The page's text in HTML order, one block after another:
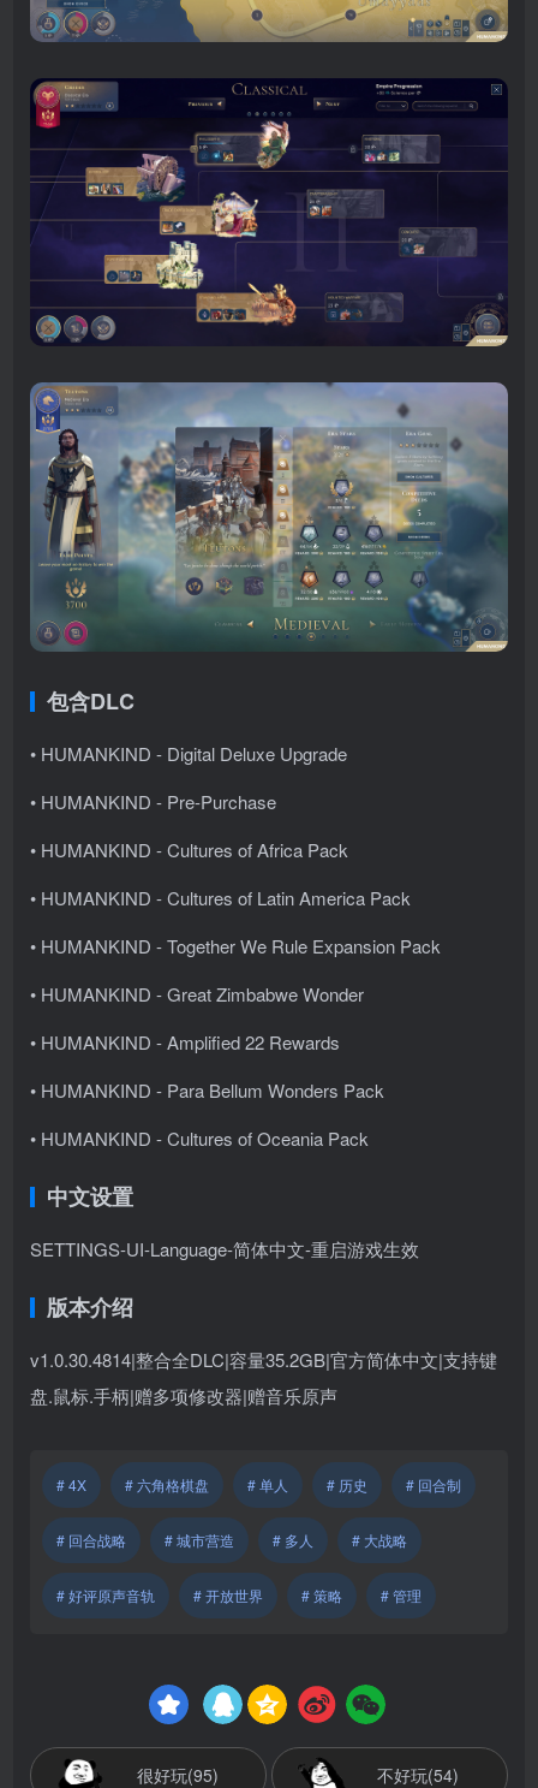
包含DLC
• HUMANKIND - Digital Deluxe Upgrade
• HUMANKIND - Pre-Purchase
• HUMANKIND - Cultures of Africa Pack
• HUMANKIND - Cultures of Latin America Pack
• HUMANKIND - Together We Rule Expansion Pack
• HUMANKIND - Great Zimbabwe Wonder
• HUMANKIND - Amplified 22 Rewards
• HUMANKIND - Para Bellum Wonders Pack
• HUMANKIND - Cultures of Oceania Pack
中文设置
SETTINGS-UI-Language-简体中文-重启游戏生效
版本介绍
v1.0.30.4814|整合全DLC|容量35.2GB|官方简体中文|支持键
盘.鼠标.手柄|赠多项修改器|赠音乐原声
# 4X # 六角格棋盘 # 单人 # 历史 # 回合制
# 回合战略 # 城市营造 # 多人 # 大战略
# 好评原声音轨 # 开放世界 # 策略 # 管理
很好玩(95) 不好玩(54)